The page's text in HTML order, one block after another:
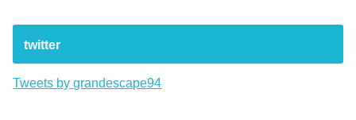
twitter
Tweets by grandescape94